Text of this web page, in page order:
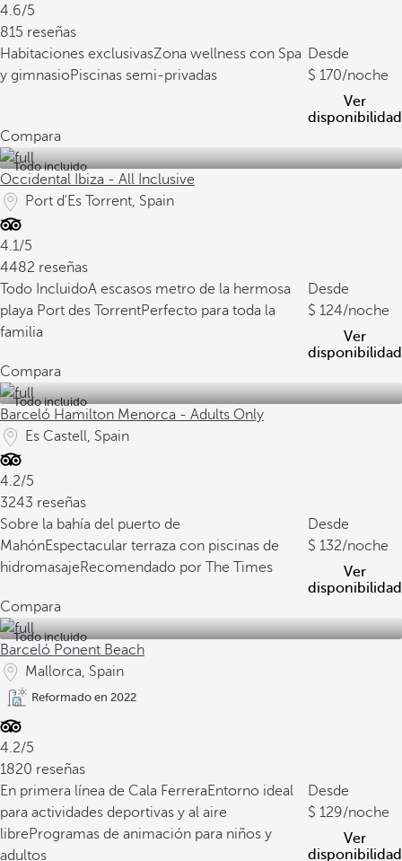
4.6/5
815 reseñas
Habitaciones exclusivasZona wellness con Spa
y gimnasioPiscinas semi-privadas
Desde
170/noche
Ver
disponibilidad
Compara
Todo incluido
Occidental Ibiza - All Inclusive
Port d'Es Torrent, Spain
4.1/5
4482 reseñas
Todo IncluidoA escasos metro de la hermosa
playa Port des TorrentPerfecto para toda la
familia
Desde
124/noche
Ver
disponibilidad
Compara
Todo incluido
Barceló Hamilton Menorca - Adults Only
Es Castell, Spain
4.2/5
3243 reseñas
Sobre la bahía del puerto de
MahónEspectacular terraza con piscinas de
hidromasajeRecomendado por The Times
Desde
132/noche
Ver
disponibilidad
Compara
Todo incluido
Barceló Ponent Beach
Mallorca, Spain
Reformado en 2022
4.2/5
1820 reseñas
En primera línea de Cala FerreraEntorno ideal
para actividades deportivas y al aire
libreProgramas de animación para niños y
adultos
Desde
129/noche
Ver
disponibilidad